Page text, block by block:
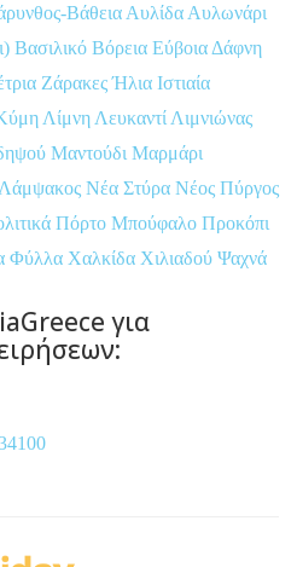
Βάθεια Αυλίδα Αυλωνάρι
Βασιλικό Βόρεια Εύβοια Δάφνη
ΖάρακεςΉλια Ιστιαία
Λίμνη Λευκαντί Λιμνιώνας
Μαντούδι Μαρμάρι
Νέα Στύρα Νέος Πύργος
Πόρτο Μπούφαλο Προκόπι
Φύλλα Χαλκίδα Χιλιαδού Ψαχνά
για